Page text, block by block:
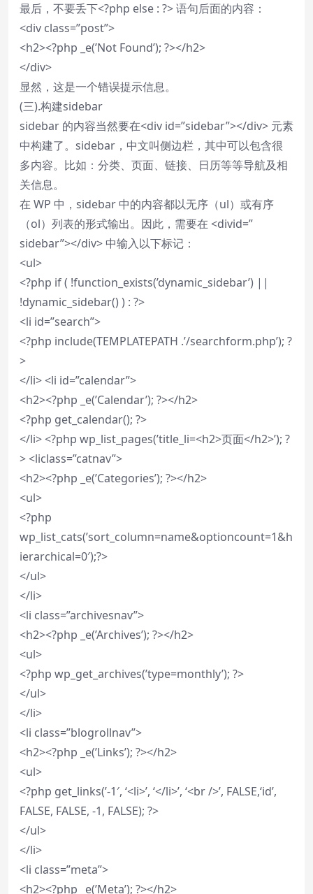
最后，不要丢下<?php else : ?> 语句后面的内容：
<div class=”post”>
<h2><?php _e(’Not Found’); ?></h2>
</div>
显然，这是一个错误提示信息。
(三).构建sidebar
sidebar 的内容当然要在<div id=”sidebar”></div> 元素
中构建了。sidebar，中文叫侧边栏，其中可以包含很
多内容。比如：分类、页面、链接、日历等等导航及相
关信息。
在 WP 中，sidebar 中的内容都以无序（ul）或有序
（ol）列表的形式输出。因此，需要在 <divid=”
sidebar”></div> 中输入以下标记：
<ul>
<?php if ( !function_exists(’dynamic_sidebar’) ||
!dynamic_sidebar() ) : ?>
<li id=”search”>
<?php include(TEMPLATEPATH .’/searchform.php’); ?
>
</li> <li id=”calendar”>
<h2><?php _e(’Calendar’); ?></h2>
<?php get_calendar(); ?>
</li> <?php wp_list_pages(’title_li=<h2>页面</h2>’); ?
> <liclass=”catnav”>
<h2><?php _e(’Categories’); ?></h2>
<ul>
<?php
wp_list_cats(’sort_column=name&optioncount=1&h
ierarchical=0′);?>
</ul>
</li>
<li class=”archivesnav”>
<h2><?php _e(’Archives’); ?></h2>
<ul>
<?php wp_get_archives(’type=monthly’); ?>
</ul>
</li>
<li class=”blogrollnav”>
<h2><?php _e(’Links’); ?></h2>
<ul>
<?php get_links(’-1′, ‘<li>’, ‘</li>’, ‘<br />’, FALSE,‘id’,
FALSE, FALSE, -1, FALSE); ?>
</ul>
</li>
<li class=”meta”>
<h2><?php _e(’Meta’); ?></h2>